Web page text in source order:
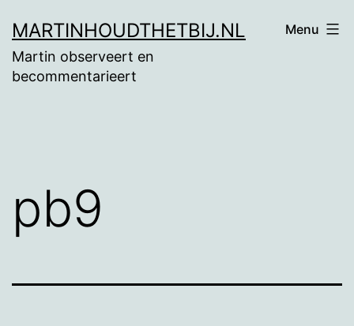
naar
de
MARTINHOUDTHETBIJ.NL
Martin observeert en
becommentarieert
Menu
pb9